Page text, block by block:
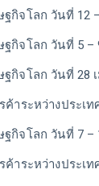
กิจโลก วันที่ 12
กิจโลก วันที่ 5 –
กิจโลก วันที่ 28
ค้าระหว่างประเ
กิจโลก วันที่ 7 –
ค้าระหว่างประเ